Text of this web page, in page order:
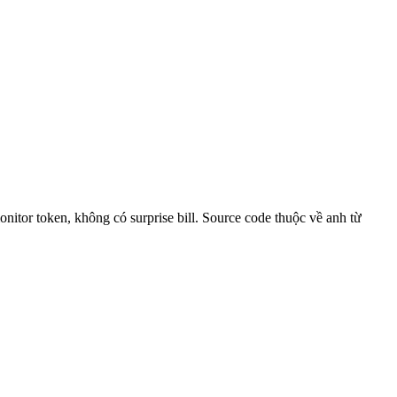
token, không có surprise bill. Source code thuộc về anh từ